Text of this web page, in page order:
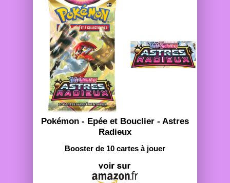
Pokémon - Epée et Bouclier - Astres
Radieux
Booster de 10 cartes à jouer